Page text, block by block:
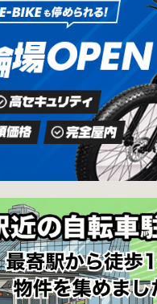
手町高架下自転車保管場所
二丁目4番 電話 050-2018-
車対策コールセンター） 最
門線、丸の内線大手町駅A5
線大手町駅B3出口 返還の
料 2,000円 自転車の鍵 身
はこちら 新宿区で撤去され
保管場所 住所 新宿区内藤
宿高校東隣（内藤町11番地
3896 最寄駅 東京メトロ丸
から徒歩3分 東京メトロ丸
から徒歩6分 JR新宿駅から
車保管場所 住所
1,396KB） と必要書類を環
あてに郵送（申請期間消印
内に環境まちづくり総務課
口）、各出張所の受付時間
さい（郵送先・各出張所の
ファクス・メールでは申請
金 登録手数料 区民3,000円
生活保護受給者免除（詳し
ださい） ただし、自転車利
3,000円（区内、区外在住
料金 各駐輪場で定期利用料
細は各駐輪場または管理会
ださい。 一時利用料金 2時
まで：100円 10時間を超え
千代田区HPはこちら 新宿区
用方法 利用登録申請書の提
窓口で配布。新宿区 ホーム
せます）を各申請窓口、交